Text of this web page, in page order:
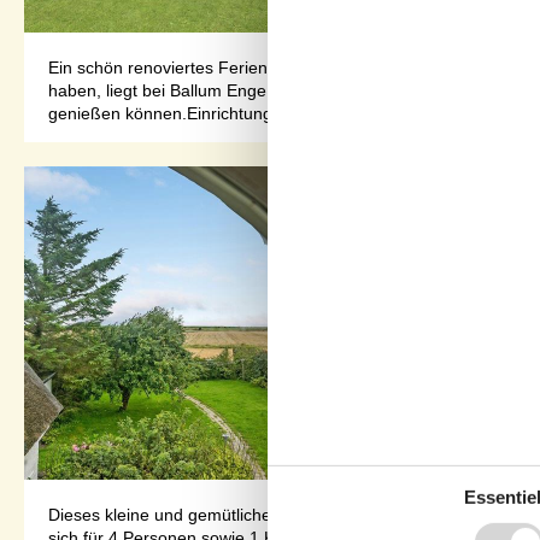
Ein schön renoviertes Ferienhaus, bei dem der ursprüngliche
haben, liegt bei Ballum Enge in landschaftlich schöner
genießen können.Einrichtung...
Dieses kleine und gemütliche Ferienhaus mit vielen kleinen